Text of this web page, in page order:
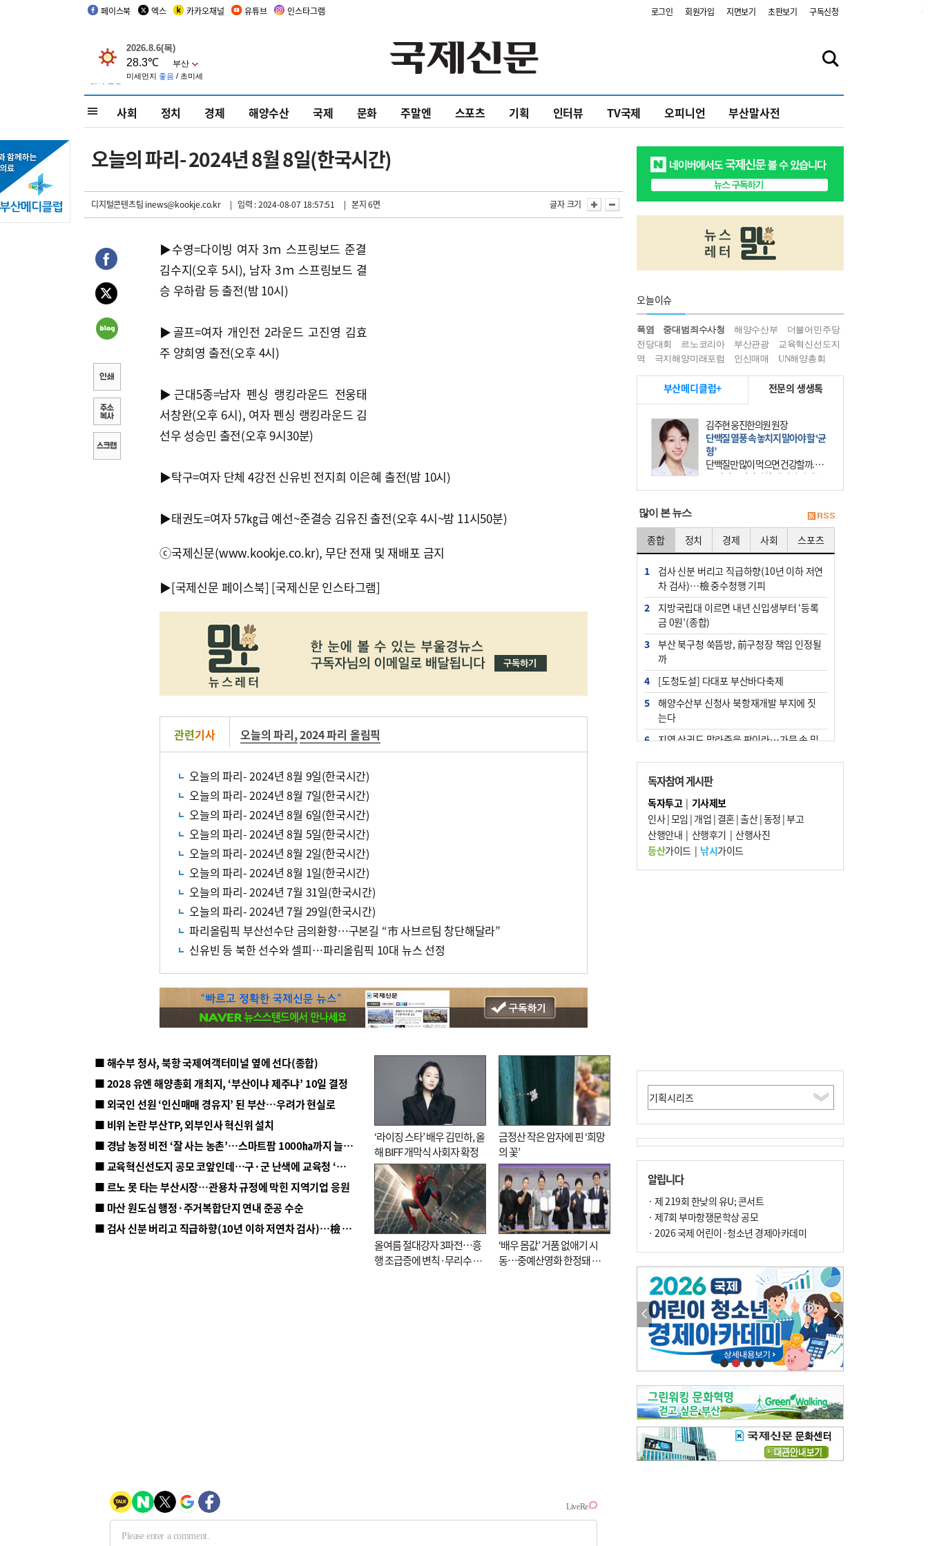
페이스북 엑스 카카오채널 유튜브 인스타그램 로그인 회원가입 지면보기 초판보기 구독신청
사회 정치 경제 해양수산 국제 문화 주말엔 스포츠 기획 인터뷰 TV국제 오피니언 부산말사전
오늘의 파리- 2024년 8월 8일(한국시간)
디지털콘텐츠팀 inews@kookje.co.kr | 입력 : 2024-08-07 18:57:51 | 본지 6면 글자 크기
▶수영=다이빙 여자 3ｍ 스프링보드 준결
김수지(오후 5시), 남자 3ｍ 스프링보드 결
승 우하람 등 출전(밤 10시)
▶골프=여자 개인전 2라운드 고진영 김효
주 양희영 출전(오후 4시)
▶근대5종=남자 펜싱 랭킹라운드 전웅태
서창완(오후 6시), 여자 펜싱 랭킹라운드 김
선우 성승민 출전(오후 9시30분)
▶탁구=여자 단체 4강전 신유빈 전지희 이은혜 출전(밤 10시)
▶태권도=여자 57㎏급 예선~준결승 김유진 출전(오후 4시~밤 11시50분)
ⓒ국제신문(www.kookje.co.kr), 무단 전재 및 재배포 금지
▶[국제신문 페이스북] [국제신문 인스타그램]
관련기사 오늘의 파리,2024 파리 올림픽
오늘의 파리- 2024년 8월 9일(한국시간)
오늘의 파리- 2024년 8월 7일(한국시간)
오늘의 파리- 2024년 8월 6일(한국시간)
오늘의 파리- 2024년 8월 5일(한국시간)
오늘의 파리- 2024년 8월 2일(한국시간)
오늘의 파리- 2024년 8월 1일(한국시간)
오늘의 파리- 2024년 7월 31일(한국시간)
오늘의 파리- 2024년 7월 29일(한국시간)
파리올림픽 부산선수단 금의환향…구본길 “市 사브르팀 창단해달라”
신유빈 등 북한 선수와 셀피…파리올림픽 10대 뉴스 선정
■ 해수부 청사, 북항 국제여객터미널 옆에 선다(종합)
■ 2028 유엔 해양총회 개최지, ‘부산이냐 제주냐’ 10일 결정
■ 외국인 선원 ‘인신매매 경유지’ 된 부산…우려가 현실로
■ 비위 논란 부산TP, 외부인사 혁신위 설치
■ 경남 농정 비전 ‘잘 사는 농촌’…스마트팜 1000㏊까지 늘린다
■ 교육혁신선도지 공모 코앞인데…구·군 난색에 교육청 ‘쩔쩔’
■ 르노 못 타는 부산시장…관용차 규정에 막힌 지역기업 응원
■ 마산 원도심 행정·주거복합단지 연내 준공 수순
■ 검사 신분 버리고 직급하향(10년 이하 저연차 검사)…檢 중수청행 기피
‘라이징 스타’ 배우 김민하, 올
해 BIFF 개막식 사회자 확정
금정산 작은 암자에 핀 ‘희망
의 꽃’
올여름 절대강자 3파전…흥
행 조급증에 변칙·무리수 마
‘배우 몸값’ 거품 없애기 시
동…중예산영화 한정돼 실
오늘이슈
폭염 중대범죄수사청 해양수산부
더불어민주당
전당대회
르노코리아 부산관광
교육혁신선도지
역
극지해양미래포럼 인신매매 UN해양총회
부산메디클럽+ 전문의 생생톡
김주현 웅진한의원 원장
단백질 열풍 속 놓치지 말아야 할 ‘균
형’
단백질만 많이 먹으면 건강할까. 요
즘 건강을 이야기할 때 빠지지 않는
키워드가 단백질이다. 헬스장을 다니
많이 본 뉴스
종합 정치 경제 사회 스포츠
1
검사 신분 버리고 직급하향(10년 이하 저연
차 검사)…檢 중수청행 기피
2
지방국립대 이르면 내년 신입생부터 ‘등록
금 0원’(종합)
3
부산 북구청 쑥뜸방, 前구청장 책임 인정될
까
4
[도청도설] 다대포 부산바다축제
5
해양수산부 신청사 북항재개발 부지에 짓
는다
6
지역 상권도 말라죽을 판이라…가뭄 속 밀
7
법원, 단차 논란 북항 복합환승센터 공사중
지 관련 현장검증
8
통영시민 추석 전 35만 원 받는다
9
부산 철강공장 50대 노동자 추락사
10 국힘 부산시당, ‘정이한 조력’ 시의원 윤리
위에…‘한동훈 지지’도 신고접수
독자참여 게시판
독자투고| 기사제보
인사|모임 | 개업 | 결혼|출산|동정 |부고
산행안내 | 산행후기 | 산행사진
등산가이드| 낚시가이드
알립니다
· 제 219회 한낮의 유U; 콘서트
· 제7회 부마항쟁문학상 공모
· 2026 국제 어린이·청소년 경제아카데미